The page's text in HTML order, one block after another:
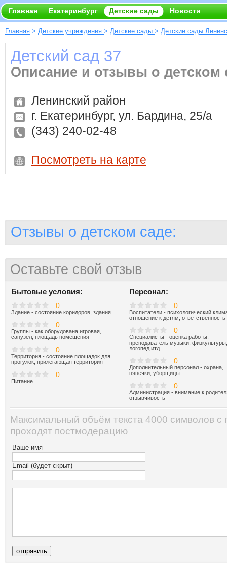
Главная Екатеринбург Детские сады Новости
Главная > Детские учреждения > Детские сады > Детские сады
Детский сад 37
Описание и отзывы о детском
Ленинский район
г. Екатеринбург, ул. Бардина, 25/а
(343) 240-02-48
Посмотреть на карте
Отзывы о детском саде:
Оставьте свой отзыв
Бытовые условия:
0
Здание - состояние коридоров, здания
0
Группы - как оборудована игровая,
санузел, площадь помещения
0
Территория - состояние площадок для
прогулок, прилегающая территория
0
Питание
Персонал:
0
Воспитатели - психологический
отношение к детям, ответственность
0
Специалисты - оценка работы:
преподаватель музыки, физкультуры,
логопед итд
0
Дополнительный персонал - охрана,
нянечки, уборщицы
0
Администрация - внимание к
отзывчивость
Максимальный объём текста 4000 символов
проходят постмодерацию
Ваше имя
Email (будет скрыт)